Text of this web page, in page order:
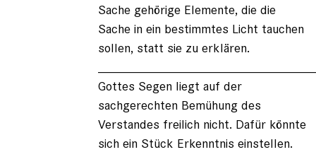
Sache gehörige Elemente, die die
Sache in ein bestimmtes Licht tauchen
sollen, statt sie zu erklären.
Gottes Segen liegt auf der
sachgerechten Bemühung des
Verstandes freilich nicht. Dafür könnte
sich ein Stück Erkenntnis einstellen.